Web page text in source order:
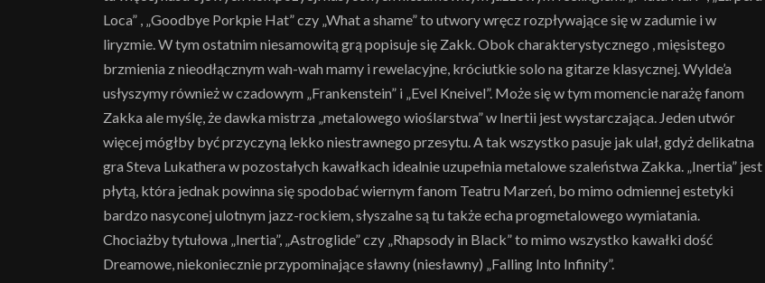
Loca” , „Goodbye Porkpie Hat” czy „What a shame” to utwory wręcz rozpływające się w zadumie i w
liryzmie. W tym ostatnim niesamowitą grą popisuje się Zakk. Obok charakterystycznego , mięsistego
brzmienia z nieodłącznym wah-wah mamy i rewelacyjne, króciutkie solo na gitarze klasycznej. Wylde’a
usłyszymy również w czadowym „Frankenstein” i „Evel Kneivel”. Może się w tym momencie narażę fanom
Zakka ale myślę, że dawka mistrza „metalowego wioślarstwa” w Inertii jest wystarczająca. Jeden utwór
więcej mógłby być przyczyną lekko niestrawnego przesytu. A tak wszystko pasuje jak ulał, gdyż delikatna
gra Steva Lukathera w pozostałych kawałkach idealnie uzupełnia metalowe szaleństwa Zakka. „Inertia” jest
płytą, która jednak powinna się spodobać wiernym fanom Teatru Marzeń, bo mimo odmiennej estetyki
bardzo nasyconej ulotnym jazz-rockiem, słyszalne są tu także echa progmetalowego wymiatania.
Chociażby tytułowa „Inertia”, „Astroglide” czy „Rhapsody in Black” to mimo wszystko kawałki dość
Dreamowe, niekoniecznie przypominające sławny (niesławny) „Falling Into Infinity”.